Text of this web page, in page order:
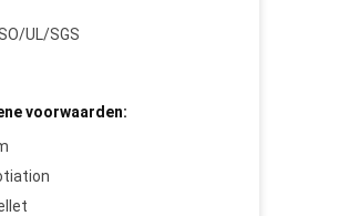
UL/SGS
voorwaarden: